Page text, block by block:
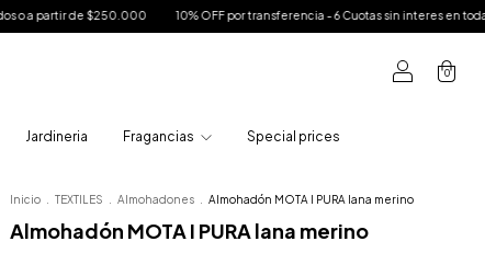
10% OFF por transferencia - 6 Cuotas sin interes en toda la tienda - Envío
0
Jardineria Fragancias Special prices
Inicio TEXTILES Almohadones Almohadón MOTA I PURA lana merino
Almohadón MOTA I PURA lana merino